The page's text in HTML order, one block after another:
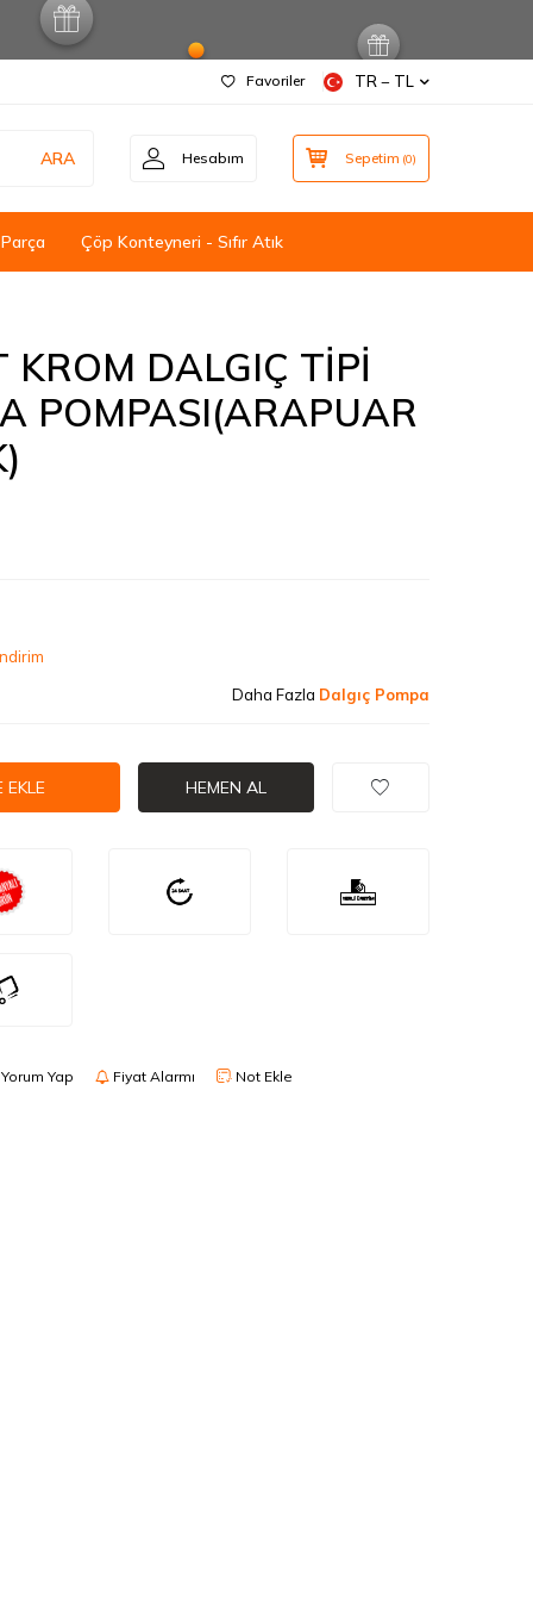
Favoriler TR − TL
ARA Hesabım Sepetim (0)
Çöp Konteyneri - Sıfır Atık
KROM DALGIÇ TİPİ
POMPASI(ARAPUAR
Daha Fazla Dalgıç Pompa
EKLE HEMEN AL
Yorum Yap Fiyat Alarmı Not Ekle